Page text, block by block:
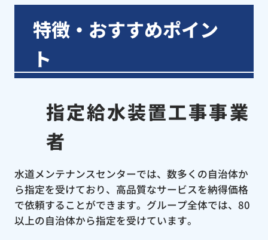
特徴・おすすめポイン
ト
指定給水装置工事事業
者
水道メンテナンスセンターでは、数多くの自治体か
ら指定を受けており、高品質なサービスを納得価格
で依頼することができます。グループ全体では、80
以上の自治体から指定を受けています。